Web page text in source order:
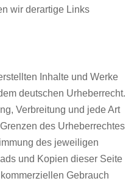
wir derartige Links
Inhalte und Werke
deutschen Urheberrecht.
Verbreitung und jede Art
des Urheberrechtes
des jeweiligen
und Kopien dieser Seite
Gebrauch